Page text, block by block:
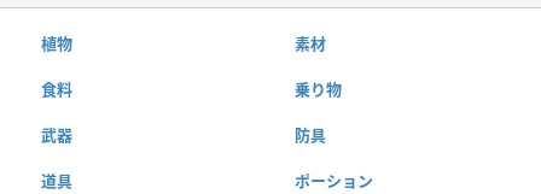
植物 素材
食料 乗り物
武器 防具
道具 ポーション